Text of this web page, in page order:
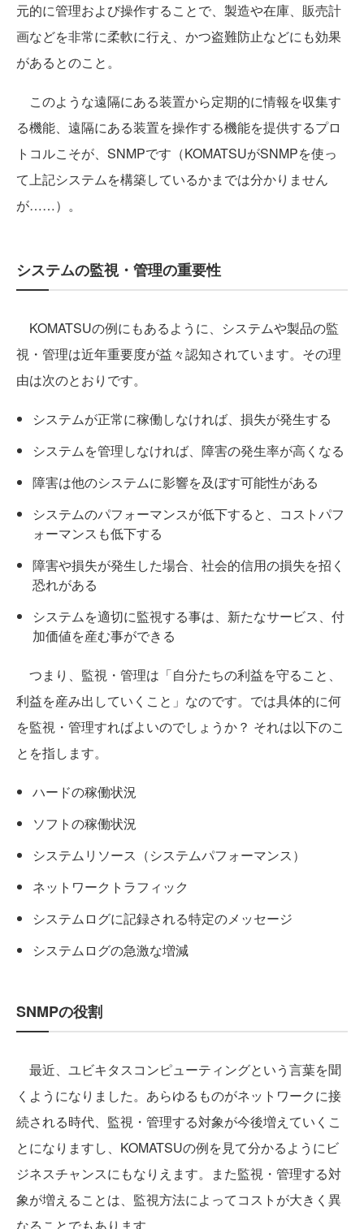
元的に管理および操作することで、製造や在庫、販売計
画などを非常に柔軟に行え、かつ盗難防止などにも効果
があるとのこと。
このような遠隔にある装置から定期的に情報を収集す
る機能、遠隔にある装置を操作する機能を提供するプロ
トコルこそが、SNMPです（KOMATSUがSNMPを使っ
て上記システムを構築しているかまでは分かりません
が……）。
システムの監視・管理の重要性
KOMATSUの例にもあるように、システムや製品の監
視・管理は近年重要度が益々認知されています。その理
由は次のとおりです。
システムが正常に稼働しなければ、損失が発生する
システムを管理しなければ、障害の発生率が高くなる
障害は他のシステムに影響を及ぼす可能性がある
システムのパフォーマンスが低下すると、コストパフ
ォーマンスも低下する
障害や損失が発生した場合、社会的信用の損失を招く
恐れがある
システムを適切に監視する事は、新たなサービス、付
加価値を産む事ができる
つまり、監視・管理は「自分たちの利益を守ること、
利益を産み出していくこと」なのです。では具体的に何
を監視・管理すればよいのでしょうか？ それは以下のこ
とを指します。
ハードの稼働状況
ソフトの稼働状況
システムリソース（システムパフォーマンス）
ネットワークトラフィック
システムログに記録される特定のメッセージ
システムログの急激な増減
SNMPの役割
最近、ユビキタスコンピューティングという言葉を聞
くようになりました。あらゆるものがネットワークに接
続される時代、監視・管理する対象が今後増えていくこ
とになりますし、KOMATSUの例を見て分かるようにビ
ジネスチャンスにもなりえます。また監視・管理する対
象が増えることは、監視方法によってコストが大きく異